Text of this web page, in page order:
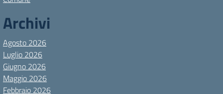
Archivi
Agosto 2026
Luglio 2026
Giugno 2026
Maggio 2026
Febbraio 2026